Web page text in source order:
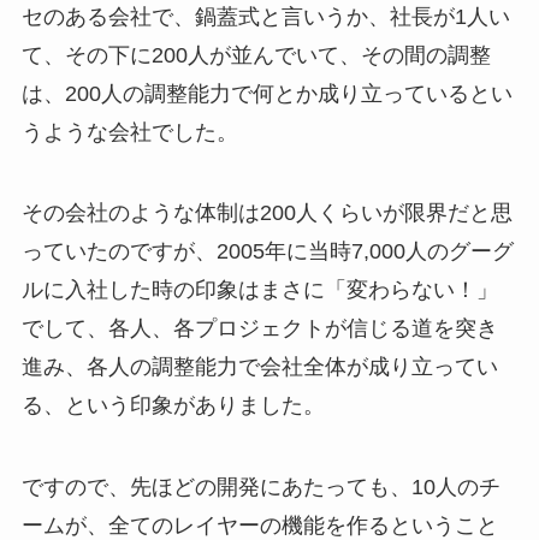
セのある会社で、鍋蓋式と言いうか、社長が1人い
て、その下に200人が並んでいて、その間の調整
は、200人の調整能力で何とか成り立っているとい
うような会社でした。
その会社のような体制は200人くらいが限界だと思
っていたのですが、2005年に当時7,000人のグーグ
ルに入社した時の印象はまさに「変わらない！」
でして、各人、各プロジェクトが信じる道を突き
進み、各人の調整能力で会社全体が成り立ってい
る、という印象がありました。
ですので、先ほどの開発にあたっても、10人のチ
ームが、全てのレイヤーの機能を作るということ